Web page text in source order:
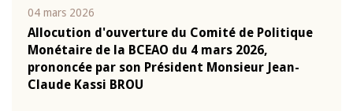
04 mars 2026
Allocution d'ouverture du Comité de Politique
Monétaire de la BCEAO du 4 mars 2026,
prononcée par son Président Monsieur Jean-
Claude Kassi BROU